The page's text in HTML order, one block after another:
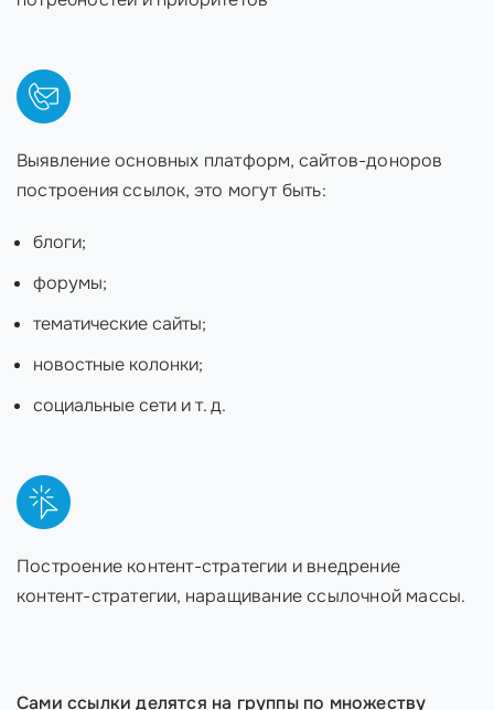
Выявление основных платформ, сайтов-доноров
построения ссылок, это могут быть:
блоги;
форумы;
тематические сайты;
новостные колонки;
социальные сети и т. д.
Построение контент-стратегии и внедрение
контент-стратегии, наращивание ссылочной массы.
Сами ссылки делятся на группы по множеству